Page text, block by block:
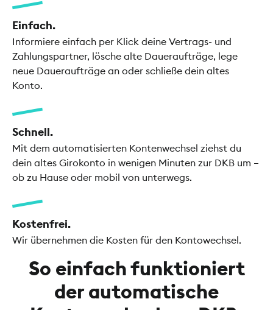
Einfach.
Informiere einfach per Klick deine Vertrags- und
Zahlungspartner, lösche alte Daueraufträge, lege
neue Daueraufträge an oder schließe dein altes
Konto.
Schnell.
Mit dem automatisierten Kontenwechsel ziehst du
dein altes Girokonto in wenigen Minuten zur DKB um –
ob zu Hause oder mobil von unterwegs.
Kostenfrei.
Wir übernehmen die Kosten für den Kontowechsel.
So einfach funktioniert
der automatische